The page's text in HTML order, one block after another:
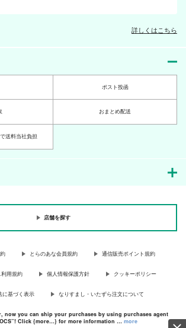
詳しくはこちら
ポスト投函
おまとめ配送
送料当社負担
店舗を探す
とらのあな会員規約 通信販売ポイント規約
用規約 個人情報保護方針 クッキーポリシー
に基づく表示 なりすまし・いたずら注文について
now you can ship your purchases by using purchases agent
Click {more…} for more information … more